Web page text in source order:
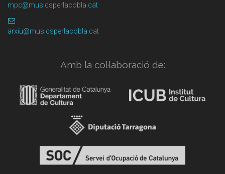
mpc@musicsperlacobla.cat
arxiu@musicsperlacobla.cat
Amb la col·laboració de: